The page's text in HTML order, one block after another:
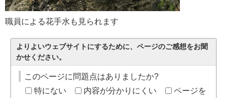
職員による花手水も見られます
よりよいウェブサイトにするために、ページのご感想をお聞
かせください。
このページに問題点はありましたか?
特にない
内容が分かりにくい
ページを